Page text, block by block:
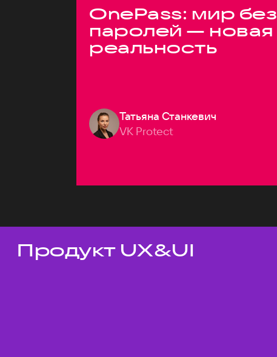
OnePass: мир без
паролей — новая
реальность
Татьяна Станкевич
VK Protect
Темы докладов
Продукт UX&UI